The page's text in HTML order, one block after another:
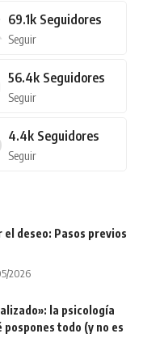
69.1k Seguidores
Seguir
56.4k Seguidores
Seguir
4.4k Seguidores
Seguir
el deseo: Pasos previos
2026
la psicología
todo (y no es